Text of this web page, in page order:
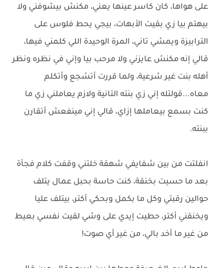
على هواها، كان كاسر عينها يعني، مكنش بيشوفني ولا
بيهتم بيا زي بقيت الأبهات، بيجي يحط فلوس على
الترابيزة ويمشي تاني، المرة الوحيدة اللي كلمني فيها،
قالي إنه مكنش عايزني ولا مرحب بيا وإني في نظره ونظر
أهله بنت غير شرعية، ولما قررت أتشجع وأتكلم
معاه...قولتله إني زي بنته التانية ولازم يعاملني زي ما
كنت بسمع بيعاملها إزاي، قالي إني مينفعش أتقارن
ببنته.
انفلتت من بين شفايفي شهقة خلتني وقفت كلام فجأة
بعد ما حسيت بخنقة، كنت حاسة بحبل عمال يتلف
حوالين رقبتي وكل ما بكمل وبحكي أكتر، بيتلف عليا
ويخنقني أكتر، حطيت إيدي على وشي لقيت نفسي بعيط
من غير ما أخد بالي، من غير أي صوت!